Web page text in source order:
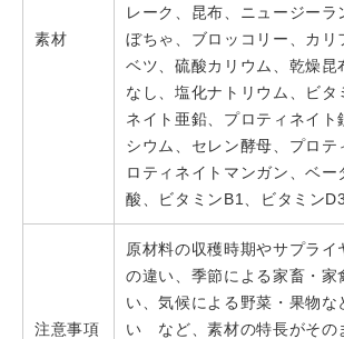
素材
レーク、昆布、ニュージーラ
ぼちゃ、ブロッコリー、カリ
ベツ、硫酸カリウム、乾燥昆
なし、塩化ナトリウム、ビタ
ネイト亜鉛、プロティネイト
シウム、セレン酵母、プロテ
ロティネイトマンガン、ベー
酸、ビタミンB1、ビタミンD3
注意事項
原材料の収穫時期やサプライ
の違い、季節による家畜・家
い、気候による野菜・果物な
い など、素材の特長がその